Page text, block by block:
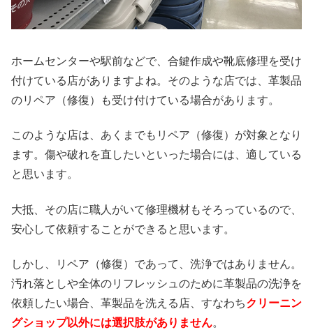
ホームセンターや駅前などで、合鍵作成や靴底修理を受け
付けている店がありますよね。そのような店では、革製品
のリペア（修復）も受け付けている場合があります。
このような店は、あくまでもリペア（修復）が対象となり
ます。傷や破れを直したいといった場合には、適している
と思います。
大抵、その店に職人がいて修理機材もそろっているので、
安心して依頼することができると思います。
しかし、リペア（修復）であって、洗浄ではありません。
汚れ落としや全体のリフレッシュのために革製品の洗浄を
依頼したい場合、革製品を洗える店、すなわちクリーニン
グショップ以外には選択肢がありません。